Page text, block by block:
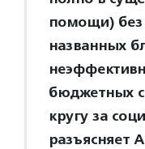
помощи) без
названных
бюджетных
кругу за
разъясняет